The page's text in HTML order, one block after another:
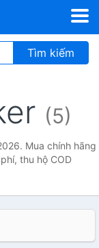
Tìm kiếm
(5)
Mua chính hãng
thu hộ COD